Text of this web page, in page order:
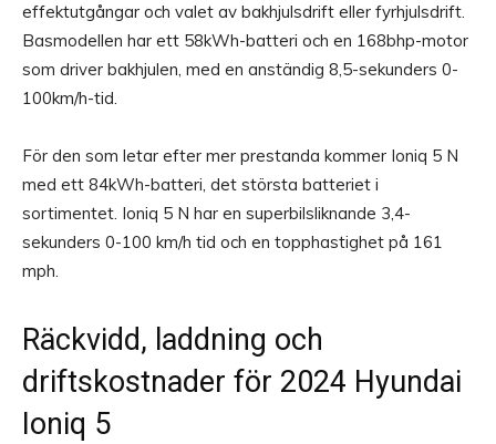
effektutgångar och valet av bakhjulsdrift eller fyrhjulsdrift.
Basmodellen har ett 58kWh-batteri och en 168bhp-motor
som driver bakhjulen, med en anständig 8,5-sekunders 0-
100km/h-tid.
För den som letar efter mer prestanda kommer Ioniq 5 N
med ett 84kWh-batteri, det största batteriet i
sortimentet. Ioniq 5 N har en superbilsliknande 3,4-
sekunders 0-100 km/h tid och en topphastighet på 161
mph.
Räckvidd, laddning och
driftskostnader för 2024 Hyundai
Ioniq 5